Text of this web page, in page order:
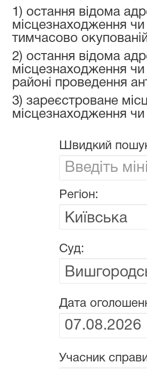
1) остання відома
місцезнаходження
тимчасово окупованій
2) остання відома
місцезнаходження
районі проведення
3) зареєстроване
місцезнаходження
Швидкий
Регіон:
Суд:
Дата
Від:
Учасник